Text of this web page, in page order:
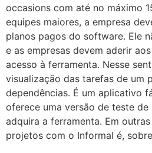
occasions com até no máximo
equipes maiores, a empresa
planos pagos do software. Ele
e as empresas devem aderir
acesso à ferramenta. Nesse
visualização das tarefas de um
dependências. É um aplicativo
oferece uma versão de teste de
adquira a ferramenta. Em
projetos com o Informal é,